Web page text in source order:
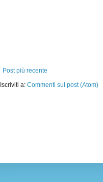
Post più recente
Iscriviti a: Commenti sul post (Atom)